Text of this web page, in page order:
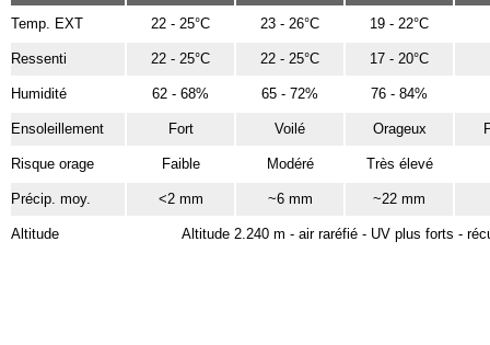
Temp. EXT 22 - 25°C 23 - 26°C 19 - 22°C
Ressenti 22 - 25°C 22 - 25°C 17 - 20°C
Humidité 62 - 68% 65 - 72% 76 - 84%
Ensoleillement Fort Voilé Orageux
Risque orage Faible Modéré Très élevé
Précip. moy. <2 mm ~6 mm ~22 mm
Altitude Altitude 2.240 m - air raréfié - UV plus forts -